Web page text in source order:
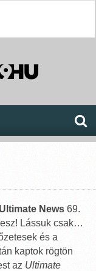
Ultimate News 69.
Lássuk csak…
és a
kaptok rögtön
az Ultimate